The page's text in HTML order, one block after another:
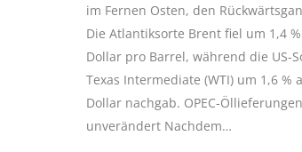
im Fernen Osten, den
Die Atlantiksorte Brent fiel um 1,4
Dollar pro Barrel, während die US-
Texas Intermediate (WTI) um 1,6 %
Dollar nachgab. OPEC-
unverändert Nachdem…